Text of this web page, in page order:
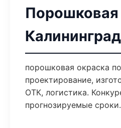
Порошковая
Калининград
порошковая окраска
проектирование,
ОТК, логистика.
прогнозируемые сроки.